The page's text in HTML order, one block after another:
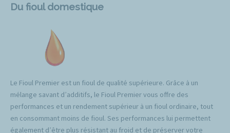
Du fioul domestique
Le Fioul Premier est un fioul de qualité supérieure. Grâce à un
mélange savant d’additifs, le Fioul Premier vous offre des
performances et un rendement supérieur à un fioul ordinaire, tout
en consommant moins de fioul. Ses performances lui permettent
également d’être plus résistant au froid et de préserver votre